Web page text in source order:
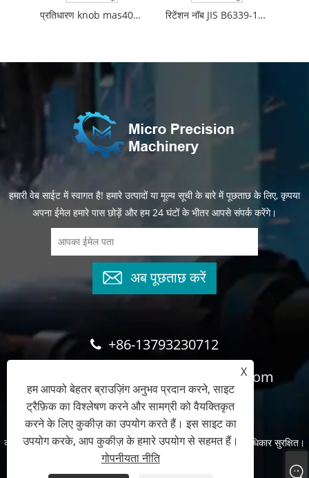
प्रतिधारण knob mas403-1982 रिटेंशन नॉब JIS B6339-1986
हमारी वेब साईट में स्वागत है! हमारे उत्पादों या मूल्य सूची के बारे में पूछताछ के लिए, कृपया
अपना ईमेल हमारे पास छोड़ें और हम 24 घंटों के भीतर आपसे संपर्क करेंगे।
अब पूछताछ करें
+86-13793230712
cyndee@wghydrauliccylinder.com
कॉपीराइट © 2024 क़िंगदाओ माइक्रो प्रिसिजन मशीनरी कं, लिमिटेड सर्वाधिकार सुरक्षित।
Sitemap RSS
X
हम आपको बेहतर ब्राउज़िंग अनुभव प्रदान करने, साइट
ट्रैफ़िक का विश्लेषण करने और सामग्री को वैयक्तिकृत
करने के लिए कुकीज़ का उपयोग करते हैं। इस साइट का
उपयोग करके, आप कुकीज़ के हमारे उपयोग से सहमत हैं।
गोपनीयता नीति